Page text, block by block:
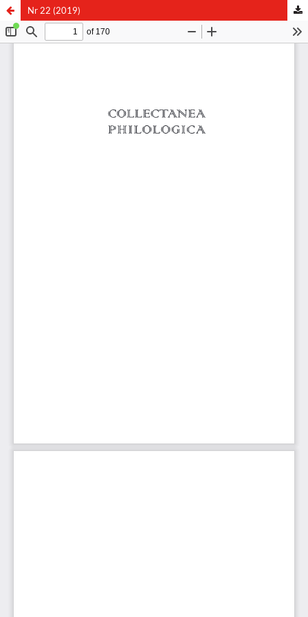
Nr 22 (2019)